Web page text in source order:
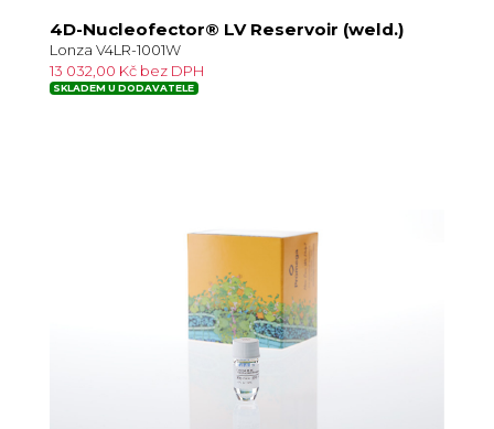
4D-Nucleofector® LV Reservoir (weld.)
Lonza V4LR-1001W
13 032,00 Kč bez DPH
SKLADEM U DODAVATELE